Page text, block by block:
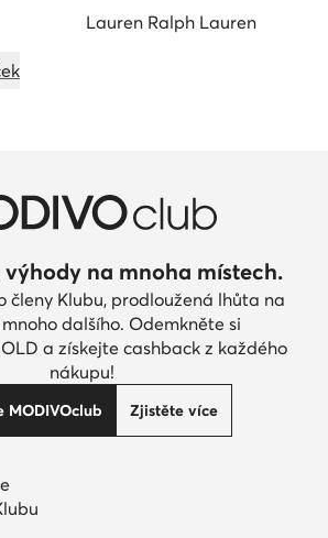
Lauren Ralph Lauren
výhody na mnoha místech.
členy Klubu, prodloužená lhůta na
dalšího. Odemkněte si
a získejte cashback z každého
nákupu!
MODIVOclub Zjistěte více